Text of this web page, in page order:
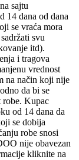
sajtu
14 dana od dana
se vraća mora
svu
itd).
i tragova
vrednost
na način koji nije
da bi se
robe. Kupac
od 14 dana da
se dobija
robe snosi
nije obavezan
kliknite na